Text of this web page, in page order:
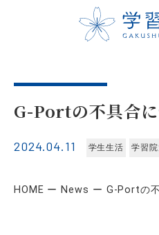
G-Portの不具合
2024.04.11 学生生活 学習
HOME News G-Portの